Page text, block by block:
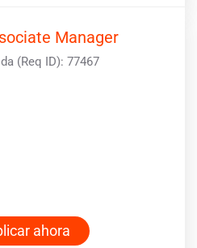
Manager
(Req ID): 77467
ahora